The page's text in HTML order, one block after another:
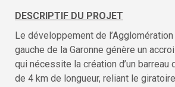
DESCRIPTIF DU PROJET
Le développement de
gauche de la Garonne génère un
qui nécessite la création d’un barreau
de 4 km de longueur, reliant le